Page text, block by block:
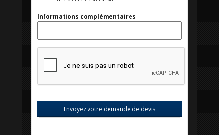
Informations complémentaires